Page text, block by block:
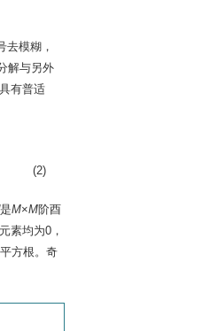
去模糊，
解与另外
有普适
(2)
是M×M阶酉
素均为0，
方根。奇